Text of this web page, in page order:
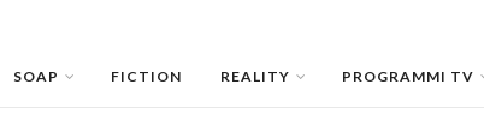
SOAP FICTION REALITY PROGRAMMI TV